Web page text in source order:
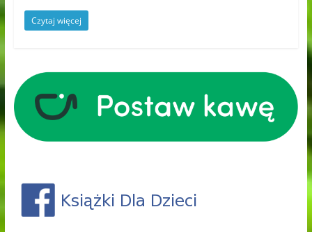
Czytaj więcej